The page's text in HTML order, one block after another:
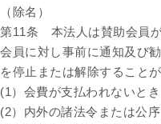
（除名）
第11条 本法人は賛助会員
会員に対し事前に通知及び
を停止または解除することが
(1）会費が支払われないとき
(2）内外の諸法令または公